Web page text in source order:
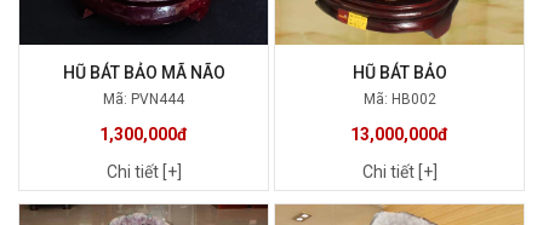
HŨ BÁT BẢO MÃ NÃO
Mã: PVN444
1,300,000đ
Chi tiết [+]
HŨ BÁT BẢO
Mã: HB002
13,000,000đ
Chi tiết [+]